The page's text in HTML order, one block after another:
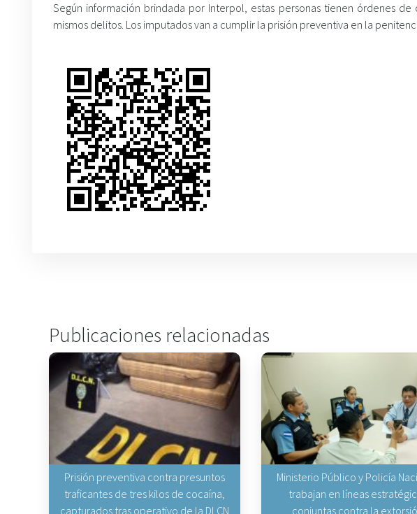
Según información brindada por Interpol, estas personas tienen órdenes
mismos delitos. Los imputados van a cumplir la prisión preventiva en la
Publicaciones relacionadas
Prisión preventiva contra presuntos
traficantes de tres kilos de cocaína,
capturados tras operativo de la DLCN
Ministerio Público y Policía
trabajan en líneas
conjuntas contra la